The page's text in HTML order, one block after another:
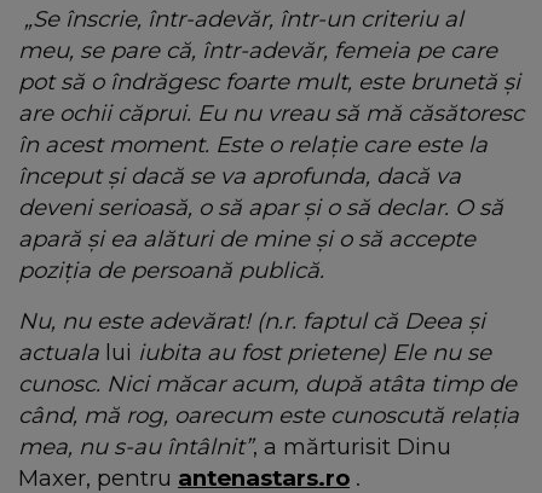
„Se înscrie, într-adevăr, într-un criteriu al
meu, se pare că, într-adevăr, femeia pe care
pot să o îndrăgesc foarte mult, este brunetă și
are ochii căprui. Eu nu vreau să mă căsătoresc
în acest moment. Este o relație care este la
început și dacă se va aprofunda, dacă va
deveni serioasă, o să apar și o să declar. O să
apară și ea alături de mine și o să accepte
poziția de persoană publică.
Nu, nu este adevărat! (n.r. faptul că Deea și
actuala lui iubita au fost prietene) Ele nu se
cunosc. Nici măcar acum, după atâta timp de
când, mă rog, oarecum este cunoscută relația
mea, nu s-au întâlnit”, a mărturisit Dinu
Maxer, pentru antenastars.ro .